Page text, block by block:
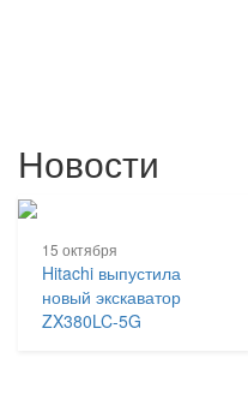
Новости
15 октября
Hitachi выпустила
новый экскаватор
ZX380LC-5G